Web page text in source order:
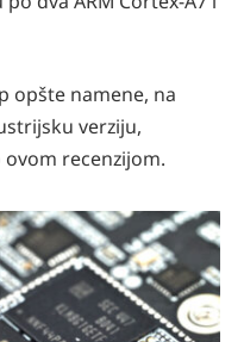
opšte namene, na
verziju,
recenzijom.